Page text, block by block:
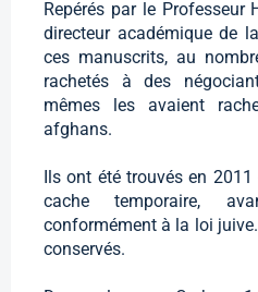
Repérés par le Professeur
directeur académique de
ces manuscrits, au
rachetés à des
mêmes les avaient
afghans.
Ils ont été trouvés en
cache temporaire,
conformément à la loi
conservés.